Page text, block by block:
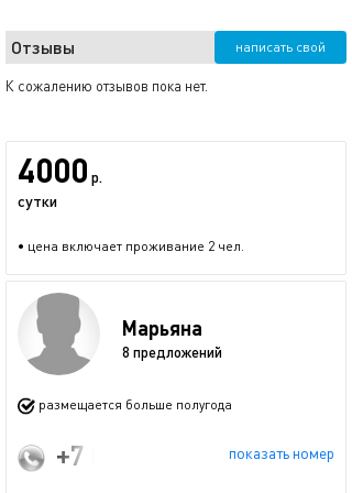
Отзывы написать свой
К сожалению отзывов пока нет.
4000 р.
сутки
• цена включает проживание 2 чел.
Марьяна
8 предложений
размещается больше полугода
показать номер
+7 (906) 788-22-29